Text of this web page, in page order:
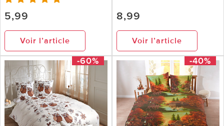
5,99
Voir l’article
8,99
Voir l’article
-60% -40%